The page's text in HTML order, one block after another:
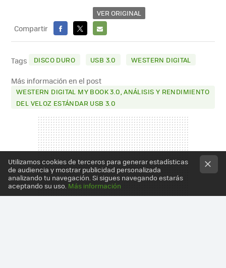
VER ORIGINAL
Compartir
FACEBOOK
X
E-
MAIL
Tags DISCO DURO USB 3.0 WESTERN DIGITAL
Más información en el post
WESTERN DIGITAL MY BOOK 3.0, ANÁLISIS Y RENDIMIENTO
DEL VELOZ ESTÁNDAR USB 3.0
Utilizamos cookies de terceros para generar estadísticas
de audiencia y mostrar publicidad personalizada
analizando tu navegación. Si sigues navegando estarás
aceptando su uso. Más información